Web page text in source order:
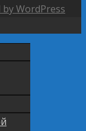
by WordPress